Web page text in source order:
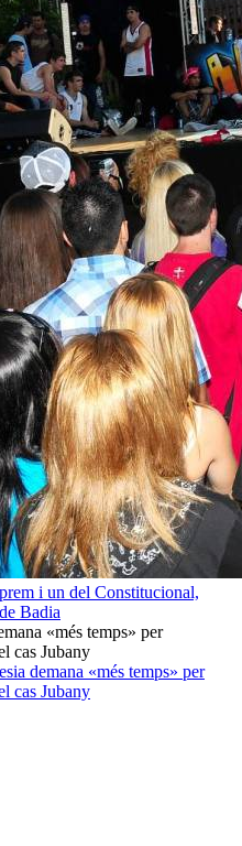
i un del Constitucional,
Badia
demana «més temps» per
cas Jubany